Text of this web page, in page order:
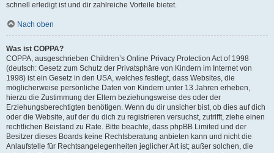
schnell erledigt ist und dir zahlreiche Vorteile bietet.
Nach oben
Was ist COPPA?
COPPA, ausgeschrieben Children’s Online Privacy Protection Act of 1998
(deutsch: Gesetz zum Schutz der Privatsphäre von Kindern im Internet von
1998) ist ein Gesetz in den USA, welches festlegt, dass Websites, die
möglicherweise persönliche Daten von Kindern unter 13 Jahren erheben,
hierzu die Zustimmung der Eltern beziehungsweise des oder der
Erziehungsberechtigten benötigen. Wenn du dir unsicher bist, ob dies auf dich
oder die Website, auf der du dich zu registrieren versuchst, zutrifft, ziehe einen
rechtlichen Beistand zu Rate. Bitte beachte, dass phpBB Limited und der
Besitzer dieses Boards keine Rechtsberatung anbieten kann und nicht die
Anlaufstelle für Rechtsangelegenheiten jeglicher Art ist; außer solchen, die